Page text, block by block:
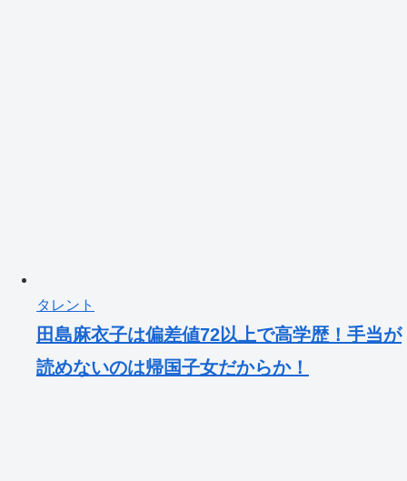
タレント
田島麻衣子は偏差値72以上で高学歴！手当が
読めないのは帰国子女だからか！